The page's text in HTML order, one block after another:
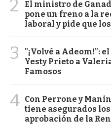
2
El ministro de
pone un freno a la
laboral y pide que
3
"¡Volvé a Adeom!":
Yesty Prieto a
Famosos
4 Con Perrone y
tiene asegurados
aprobación de la